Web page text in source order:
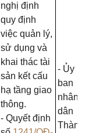
nghị định
quy định
việc quản lý,
sử dụng và
khai thác tài
sản kết cấu
hạ tầng giao
thông.
- Quyết định
- Ủy
ban
nhân
dân
Thành